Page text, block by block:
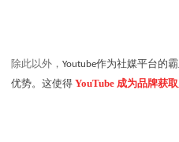
除此以外， Youtube作为社媒平台的
优势。这使得YouTube 成为品牌获取